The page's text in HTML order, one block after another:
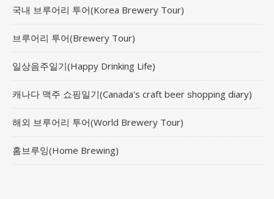
국내 브루어리 투어(Korea Brewery Tour)
브루어리 투어(Brewery Tour)
일상음주일기(Happy Drinking Life)
캐나다 맥주 쇼핑일기(Canada's craft beer shopping diary)
해외 브루어리 투어(World Brewery Tour)
홈브루잉(Home Brewing)